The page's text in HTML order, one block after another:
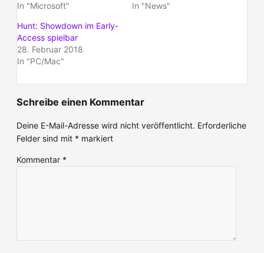
In "Microsoft"
In "News"
Hunt: Showdown im Early-
Access spielbar
28. Februar 2018
In "PC/Mac"
Schreibe einen Kommentar
Deine E-Mail-Adresse wird nicht veröffentlicht. Erforderliche
Felder sind mit * markiert
Kommentar *